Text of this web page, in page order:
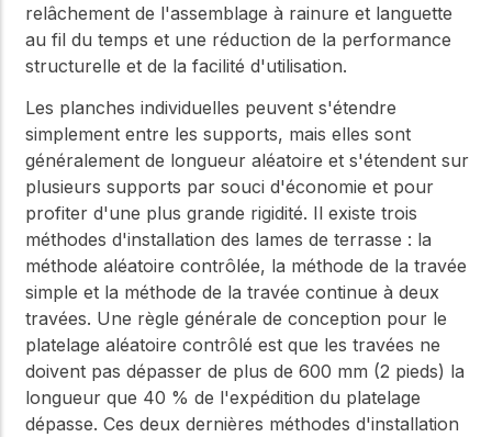
relâchement de l'assemblage à rainure et languette
au fil du temps et une réduction de la performance
structurelle et de la facilité d'utilisation.
Les planches individuelles peuvent s'étendre
simplement entre les supports, mais elles sont
généralement de longueur aléatoire et s'étendent sur
plusieurs supports par souci d'économie et pour
profiter d'une plus grande rigidité. Il existe trois
méthodes d'installation des lames de terrasse : la
méthode aléatoire contrôlée, la méthode de la travée
simple et la méthode de la travée continue à deux
travées. Une règle générale de conception pour le
platelage aléatoire contrôlé est que les travées ne
doivent pas dépasser de plus de 600 mm (2 pieds) la
longueur que 40 % de l'expédition du platelage
dépasse. Ces deux dernières méthodes d'installation